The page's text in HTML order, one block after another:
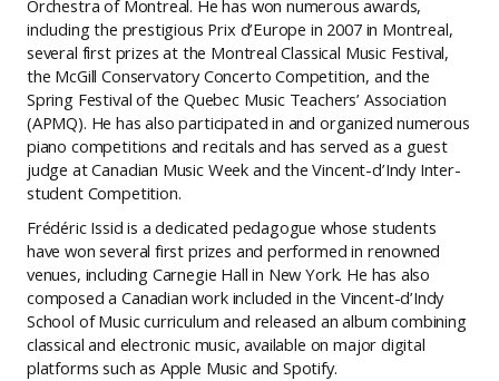
Orchestra of Montreal. He has won numerous awards,
including the prestigious Prix d’Europe in 2007 in Montreal,
several first prizes at the Montreal Classical Music Festival,
the McGill Conservatory Concerto Competition, and the
Spring Festival of the Quebec Music Teachers’ Association
(APMQ). He has also participated in and organized numerous
piano competitions and recitals and has served as a guest
judge at Canadian Music Week and the Vincent-d’Indy Inter-
student Competition.
Frédéric Issid is a dedicated pedagogue whose students
have won several first prizes and performed in renowned
venues, including Carnegie Hall in New York. He has also
composed a Canadian work included in the Vincent-d’Indy
School of Music curriculum and released an album combining
classical and electronic music, available on major digital
platforms such as Apple Music and Spotify.